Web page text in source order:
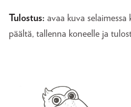
Tulostus: avaa kuva selaimessa
päältä, tallenna koneelle ja